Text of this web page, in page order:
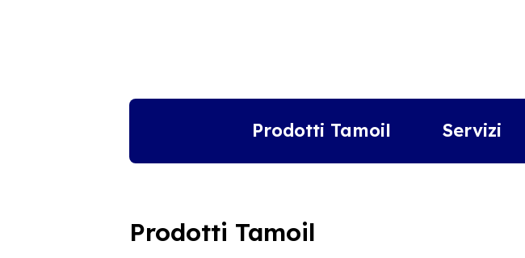
Prodotti Tamoil Servizi
Prodotti Tamoil